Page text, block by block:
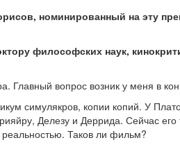
номинированный на эту
философских наук,
Главный вопрос возник у меня в
симулякров, копии копий. У
Делезу и Деррида. Сейчас
реальностью. Таков ли фильм?